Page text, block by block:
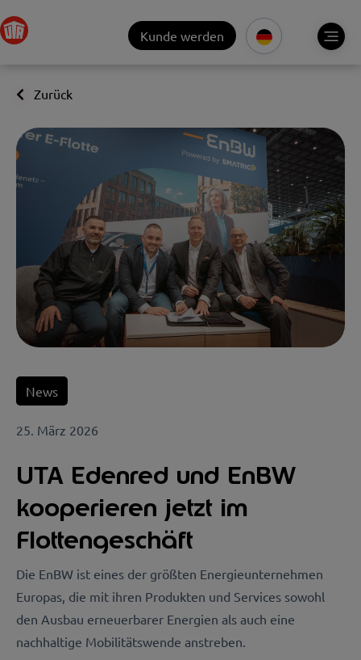
Kunde werden
Zurück
News
25. März 2026
UTA Edenred und EnBW
kooperieren jetzt im
Flottengeschäft
Die EnBW ist eines der größten Energieunternehmen
Europas, die mit ihren Produkten und Services sowohl
den Ausbau erneuerbarer Energien als auch eine
nachhaltige Mobilitätswende anstreben.